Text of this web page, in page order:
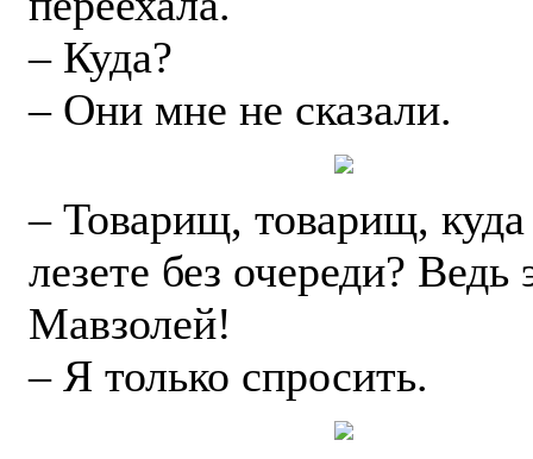
– Куда?
– Они мне не сказали.
– Товарищ, товарищ,
лезете без очереди? Ведь
Мавзолей!
– Я только спросить.